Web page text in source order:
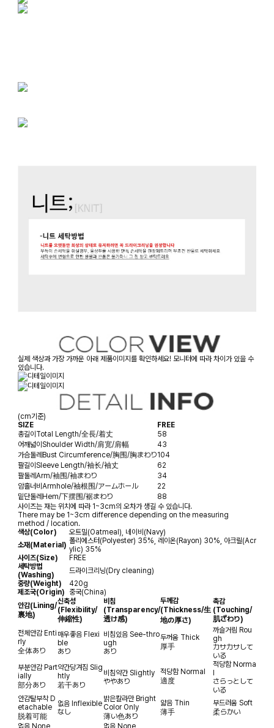
실제 색상과 가장 가까운 아래 제품이미지를 확인하세요! 모니터에 따라 차이가 있을 수
있습니다.
(cm기준)
SIZE
FREE
총길이 Total Length/全長/着丈
58
어깨넓이 Shoulder Width/肩宽/肩幅
43
가슴둘레 Bust Circumference/胸围/胸まわり104
팔길이 Sleeve Length/袖长/袖丈
62
팔둘레 Arm/袖围/袖まわり
34
암홀너비 Armhole/袖根围/アームホール
22
밑단둘레 Hem/下摆围/裾まわり
88
사이즈는 재는 위치에 따라 1~3cm의 오차가 생길 수 있습니다.
There may be 1~3cm difference depending on the measuring
method / location.
색상(Color)
오트밀(Oatmeal), 네이비(Navy)
소재(Material) 폴리에스터(Polyester) 35%, 레이온(Rayon) 30%, 아크릴(Acr
ylic) 35%
사이즈(Size)
FREE
세탁방법
(Washing)
드라이크리닝(Dry cleaning)
중량(Weight)
420g
제조국(Origin) 중국(China)
안감(Lining/
裏地)
신축성
(Flexibility/
伸縮性)
비침
(Transparency/
透け感)
두께감
(Thickness/生
地の厚さ)
촉감
(Touching/
肌ざわり)
전체안감 Enti
rly
全体あり
매우좋음 Flexi
ble
あり
비침있음 See-thro
ugh
あり
두꺼움 Thick
厚手
까슬거림 Rou
gh
カサカサして
いる
부분안감 Part
ially
部分あり
약간당겨짐 Slig
htly
若干あり
비침약간Slightly
ややあり
적당함 Normal
適度
적당함 Norma
さらっとして
いる
안감탈부착 D
etachable
脱着可能
없음 Inflexible
なし
밝은칼라만 Bright
Color Only
薄い色あり
얇음 Thin
薄手
부드러움 Soft
柔らかい
없음 None 없음 None